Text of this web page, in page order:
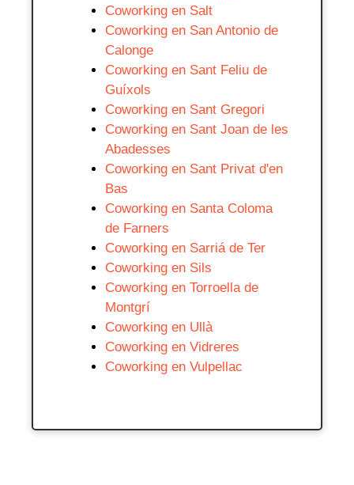
Coworking en Salt
Coworking en San Antonio de
Calonge
Coworking en Sant Feliu de
Guíxols
Coworking en Sant Gregori
Coworking en Sant Joan de les
Abadesses
Coworking en Sant Privat d'en
Bas
Coworking en Santa Coloma
de Farners
Coworking en Sarriá de Ter
Coworking en Sils
Coworking en Torroella de
Montgrí
Coworking en Ullà
Coworking en Vidreres
Coworking en Vulpellac